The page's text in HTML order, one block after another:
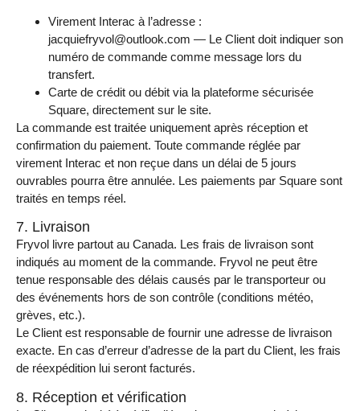
Virement Interac à l’adresse :
jacquiefryvol@outlook.com — Le Client doit indiquer son
numéro de commande comme message lors du
transfert.
Carte de crédit ou débit via la plateforme sécurisée
Square, directement sur le site.
La commande est traitée uniquement après réception et
confirmation du paiement. Toute commande réglée par
virement Interac et non reçue dans un délai de 5 jours
ouvrables pourra être annulée. Les paiements par Square sont
traités en temps réel.
7. Livraison
Fryvol livre partout au Canada. Les frais de livraison sont
indiqués au moment de la commande. Fryvol ne peut être
tenue responsable des délais causés par le transporteur ou
des événements hors de son contrôle (conditions météo,
grèves, etc.).
Le Client est responsable de fournir une adresse de livraison
exacte. En cas d’erreur d’adresse de la part du Client, les frais
de réexpédition lui seront facturés.
8. Réception et vérification